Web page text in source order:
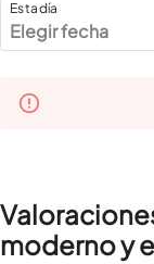
Estadía
Elegir fecha
moderno y